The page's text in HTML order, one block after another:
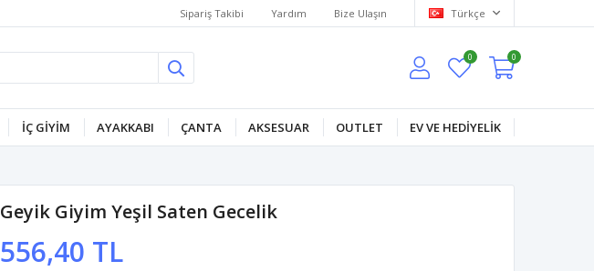
Sipariş Takibi Yardım Bize Ulaşın Türkçe
0 0
İÇ GİYİM AYAKKABI ÇANTA AKSESUAR OUTLET EV VE HEDİYELİK
Geyik Giyim Yeşil Saten Gecelik
556,40 TL